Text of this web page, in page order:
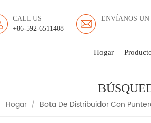
CALL US
+86-592-6511408
ENVÍANOS UN
Hogar
Hogar / Bota De Distribuidor Con